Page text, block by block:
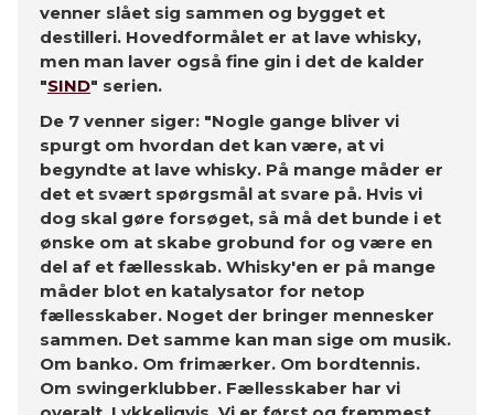
venner slået sig sammen og bygget et
destilleri. Hovedformålet er at lave whisky,
men man laver også fine gin i det de kalder
"SIND" serien.
De 7 venner siger: "Nogle gange bliver vi
spurgt om hvordan det kan være, at vi
begyndte at lave whisky. På mange måder er
det et svært spørgsmål at svare på. Hvis vi
dog skal gøre forsøget, så må det bunde i et
ønske om at skabe grobund for og være en
del af et fællesskab. Whisky'en er på mange
måder blot en katalysator for netop
fællesskaber. Noget der bringer mennesker
sammen. Det samme kan man sige om musik.
Om banko. Om frimærker. Om bordtennis.
Om swingerklubber. Fællesskaber har vi